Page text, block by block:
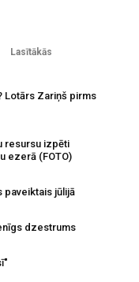
Lasītākās
Lotārs Zariņš pirms
resursu izpēti
ezerā (FOTO)
paveiktais jūlijā
dzestrums